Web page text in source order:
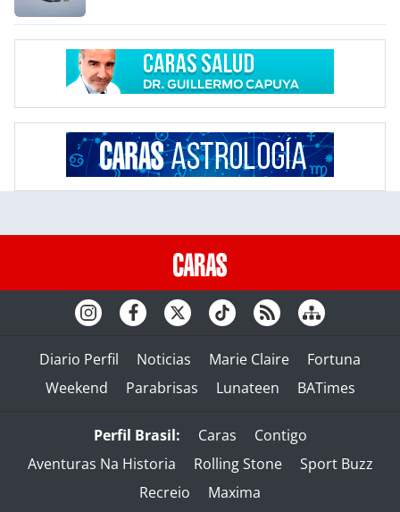
Diario Perfil Noticias Marie Claire
Fortuna
Weekend
Parabrisas Lunateen BATimes
Perfil Brasil: Caras
Contigo
Aventuras Na Historia
Rolling Stone
Sport Buzz
Recreio
Maxima